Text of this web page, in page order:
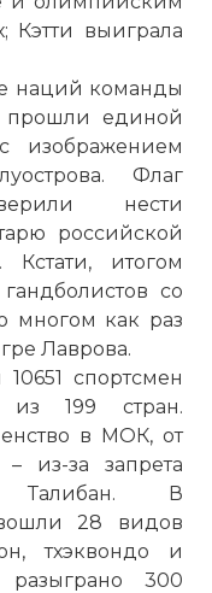
Кэтти выиграла
наций команды
единой
изображением
Флаг
нести
российской
итогом
со
многом как раз
Лаврова.
спортсмен
199 стран.
в МОК, от
– из-за запрета
Талибан. В
28 видов
тхэквондо и
300